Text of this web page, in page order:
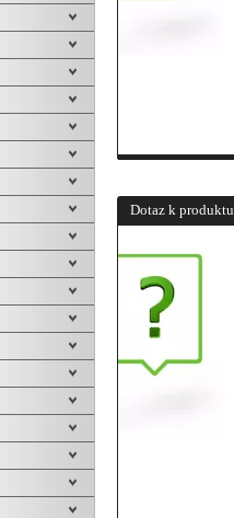
Dotaz k produktu